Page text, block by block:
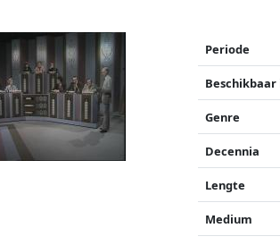
Periode
Genre
Decennia
Lengte
Medium